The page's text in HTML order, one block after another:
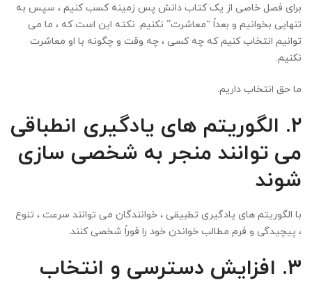
برای فصل خاصی از یک کتاب دانش پس زمینه کسب کنیم ، سپس به
تنهایی بخوانیم و بعداً “معاشرت” نکنیم. نکته این است که ، ما می
توانیم انتخاب کنیم که چه کسی ، چه وقت و چگونه با او معاشرت
نکنیم.
ما حق انتخاب داریم.
۲. الگوریتم های یادگیری انطباقی
می توانند منجر به شخصی سازی
شوند
با الگوریتم های یادگیری تطبیقی ​​، خوانندگان می توانند سرعت ، تنوع
، پیچیدگی و فرم مطالب خواندن خود را فوراً شخصی کنند.
۳. افزایش دسترسی و انتخاب